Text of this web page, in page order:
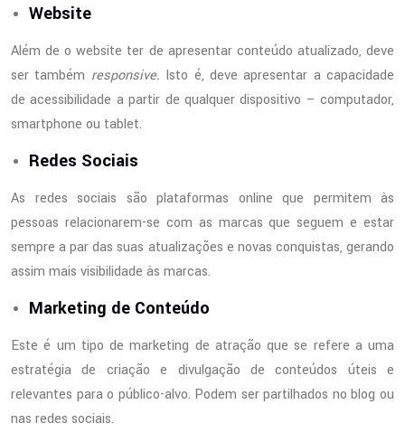
Website
Além de o website ter de apresentar conteúdo atualizado, deve
ser também responsive. Isto é, deve apresentar a capacidade
de acessibilidade a partir de qualquer dispositivo – computador,
smartphone ou tablet.
Redes Sociais
As redes sociais são plataformas online que permitem às
pessoas relacionarem-se com as marcas que seguem e estar
sempre a par das suas atualizações e novas conquistas, gerando
assim mais visibilidade às marcas.
Marketing de Conteúdo
Este é um tipo de marketing de atração que se refere a uma
estratégia de criação e divulgação de conteúdos úteis e
relevantes para o público-alvo. Podem ser partilhados no blog ou
nas redes sociais.